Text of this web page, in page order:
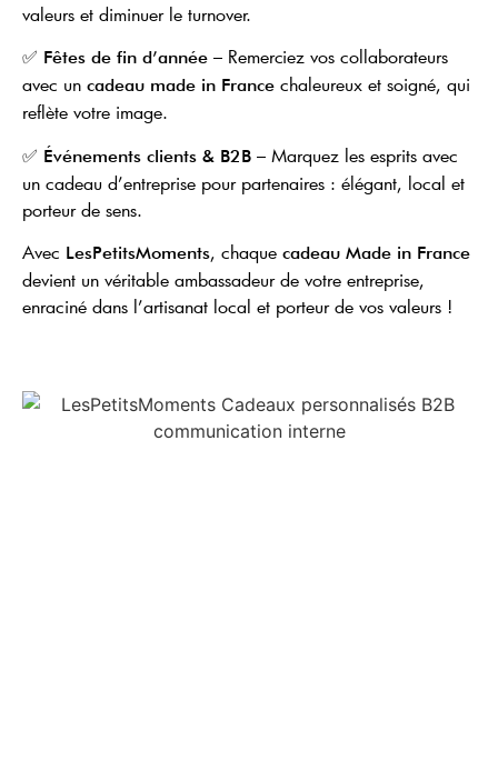
valeurs et diminuer le turnover.
✅ Fêtes de fin d’année – Remerciez vos collaborateurs
avec un cadeau made in France chaleureux et soigné, qui
reflète votre image.
✅ Événements clients & B2B – Marquez les esprits avec
un cadeau d’entreprise pour partenaires : élégant, local et
porteur de sens.
Avec LesPetitsMoments, chaque cadeau Made in France
devient un véritable ambassadeur de votre entreprise,
enraciné dans l’artisanat local et porteur de vos valeurs !